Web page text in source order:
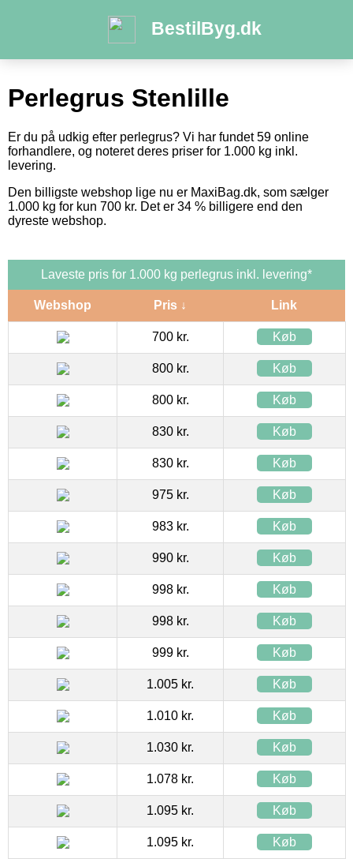
BestilByg.dk
Perlegrus Stenlille
Er du på udkig efter perlegrus? Vi har fundet 59 online
forhandlere, og noteret deres priser for 1.000 kg inkl.
levering.
Den billigste webshop lige nu er MaxiBag.dk, som sælger
1.000 kg for kun 700 kr. Det er 34 % billigere end den
dyreste webshop.
Laveste pris for 1.000 kg perlegrus inkl. levering*
Webshop Pris ↓ Link
700 kr. Køb
800 kr. Køb
800 kr. Køb
830 kr. Køb
830 kr. Køb
975 kr. Køb
983 kr. Køb
990 kr. Køb
998 kr. Køb
998 kr. Køb
999 kr. Køb
1.005 kr. Køb
1.010 kr. Køb
1.030 kr. Køb
1.078 kr. Køb
1.095 kr. Køb
1.095 kr. Køb